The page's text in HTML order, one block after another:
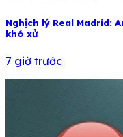
Nghịch lý Real Madrid:
khó xử
7 giờ trước